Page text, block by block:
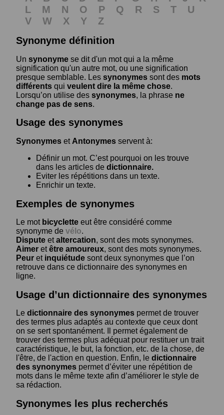
L
M N O P Q R S T
U
V
W X Y
Z
Synonyme définition
Un synonyme se dit d'un mot qui a la même
signification qu'un autre mot, ou une signification
presque semblable. Les synonymes sont des mots
différents qui veulent dire la même chose.
Lorsqu’on utilise des synonymes, la phrase ne
change pas de sens.
Usage des synonymes
Synonymes et Antonymes servent à:
Définir un mot. C’est pourquoi on les trouve
dans les articles de dictionnaire.
Eviter les répétitions dans un texte.
Enrichir un texte.
Exemples de synonymes
Le mot bicyclette eut être considéré comme
synonyme de vélo.
Dispute etaltercation, sont des mots synonymes.
Aimer etêtre amoureux, sont des mots synonymes.
Peur et inquiétude sont deux synonymes que l’on
retrouve dans ce dictionnaire des synonymes en
ligne.
Usage d’un dictionnaire des synonymes
Le dictionnaire des synonymes permet de trouver
des termes plus adaptés au contexte que ceux dont
on se sert spontanément. Il permet également de
trouver des termes plus adéquat pour restituer un trait
caractéristique, le but, la fonction, etc. de la chose, de
l'être, de l'action en question. Enfin, le dictionnaire
des synonymes permet d’éviter une répétition de
mots dans le même texte afin d’améliorer le style de
sa rédaction.
Synonymes les plus recherchés